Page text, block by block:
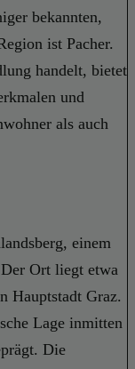
bekannten,
ist Pacher.
handelt, bietet
und
als auch
einem
Ort liegt etwa
Hauptstadt Graz.
Lage inmitten
Die